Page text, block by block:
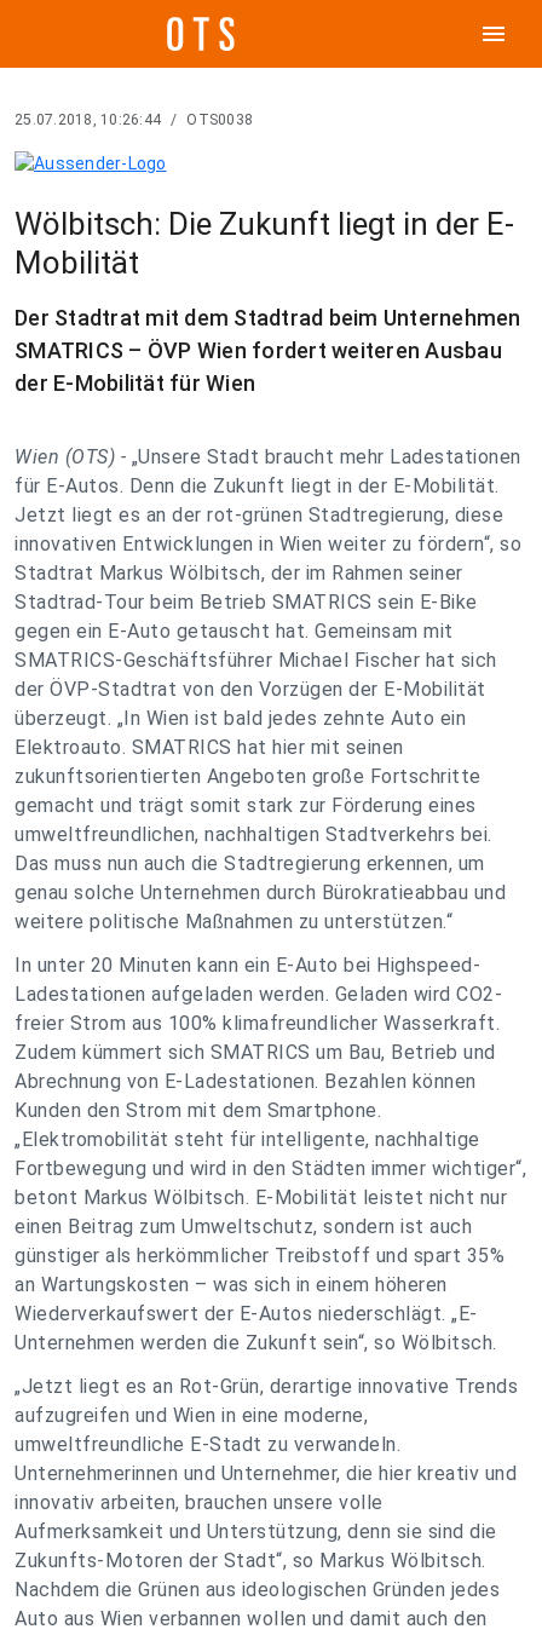
menu
25.07.2018, 10:26:44 / OTS0038
Wölbitsch: Die Zukunft liegt in der E-
Mobilität
Der Stadtrat mit dem Stadtrad beim Unternehmen
SMATRICS – ÖVP Wien fordert weiteren Ausbau
der E-Mobilität für Wien
Wien (OTS) - „Unsere Stadt braucht mehr Ladestationen
für E-Autos. Denn die Zukunft liegt in der E-Mobilität.
Jetzt liegt es an der rot-grünen Stadtregierung, diese
innovativen Entwicklungen in Wien weiter zu fördern“, so
Stadtrat Markus Wölbitsch, der im Rahmen seiner
Stadtrad-Tour beim Betrieb SMATRICS sein E-Bike
gegen ein E-Auto getauscht hat. Gemeinsam mit
SMATRICS-Geschäftsführer Michael Fischer hat sich
der ÖVP-Stadtrat von den Vorzügen der E-Mobilität
überzeugt. „In Wien ist bald jedes zehnte Auto ein
Elektroauto. SMATRICS hat hier mit seinen
zukunftsorientierten Angeboten große Fortschritte
gemacht und trägt somit stark zur Förderung eines
umweltfreundlichen, nachhaltigen Stadtverkehrs bei.
Das muss nun auch die Stadtregierung erkennen, um
genau solche Unternehmen durch Bürokratieabbau und
weitere politische Maßnahmen zu unterstützen.“
In unter 20 Minuten kann ein E-Auto bei Highspeed-
Ladestationen aufgeladen werden. Geladen wird CO2-
freier Strom aus 100% klimafreundlicher Wasserkraft.
Zudem kümmert sich SMATRICS um Bau, Betrieb und
Abrechnung von E-Ladestationen. Bezahlen können
Kunden den Strom mit dem Smartphone.
„Elektromobilität steht für intelligente, nachhaltige
Fortbewegung und wird in den Städten immer wichtiger“,
betont Markus Wölbitsch. E-Mobilität leistet nicht nur
einen Beitrag zum Umweltschutz, sondern ist auch
günstiger als herkömmlicher Treibstoff und spart 35%
an Wartungskosten – was sich in einem höheren
Wiederverkaufswert der E-Autos niederschlägt. „E-
Unternehmen werden die Zukunft sein“, so Wölbitsch.
„Jetzt liegt es an Rot-Grün, derartige innovative Trends
aufzugreifen und Wien in eine moderne,
umweltfreundliche E-Stadt zu verwandeln.
Unternehmerinnen und Unternehmer, die hier kreativ und
innovativ arbeiten, brauchen unsere volle
Aufmerksamkeit und Unterstützung, denn sie sind die
Zukunfts-Motoren der Stadt“, so Markus Wölbitsch.
Nachdem die Grünen aus ideologischen Gründen jedes
Auto aus Wien verbannen wollen und damit auch den